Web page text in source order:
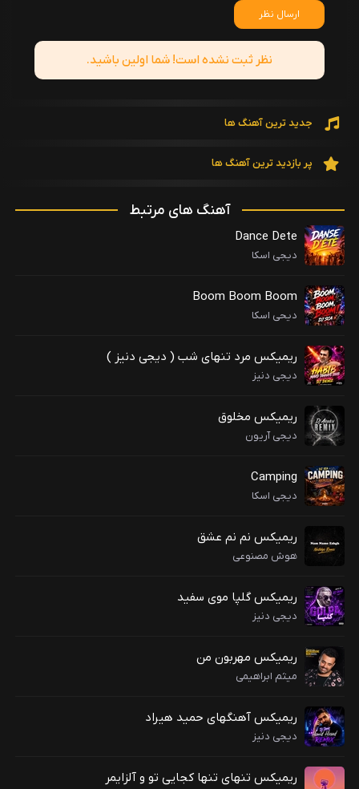
ارسال نظر
نظر ثبت نشده است! شما اولین باشید.
جدید ترین آهنگ ها
پر بازدید ترین آهنگ ها
آهنگ های مرتبط
Dance Dete
دیجی اسکا
Boom Boom Boom
دیحی اسکا
ریمیکس مرد تنهای شب ( دیجی دنیز )
دیجی دنیز
ریمیکس مخلوق
دیجی آریون
Camping
دیجی اسکا
ریمیکس نم نم عشق
هوش مصنوعی
ریمیکس گلپا موی سفید
دیجی دنیز
ریمیکس مهربون من
میثم ابراهیمی
ریمیکس آهنگهای حمید هیراد
دیجی دنیز
ریمیکس تنهای تنها کجایی تو و آلزایمر